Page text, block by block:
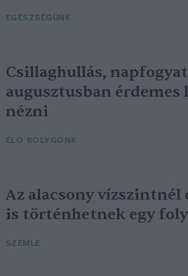
EGÉSZSÉGÜNK
Csillaghullás,
augusztusban érdemes
nézni
ÉLŐ BOLYGÓNK
Az alacsony
is történhetnek egy
SZEMLE